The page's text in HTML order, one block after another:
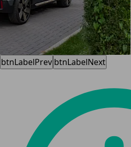
btnLabelPrev btnLabelNext